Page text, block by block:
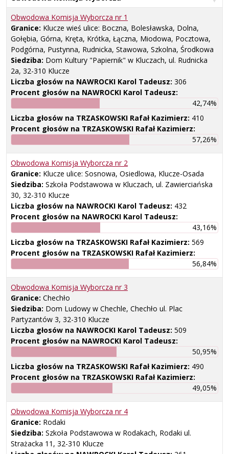
Obwodowa Komisja Wyborcza nr 1
Granice: Klucze wieś ulice: Boczna, Bolesławska, Dolna,
Gołębia, Górna, Kręta, Krótka, Łączna, Miodowa, Pocztowa,
Podgórna, Pustynna, Rudnicka, Stawowa, Szkolna, Środkowa
Siedziba: Dom Kultury "Papiernik" w Kluczach, ul. Rudnicka
2a, 32-310 Klucze
Liczba głosów na NAWROCKI Karol Tadeusz: 306
Procent głosów na NAWROCKI Karol Tadeusz:
42,74%
Liczba głosów na TRZASKOWSKI Rafał Kazimierz: 410
Procent głosów na TRZASKOWSKI Rafał Kazimierz:
57,26%
Obwodowa Komisja Wyborcza nr 2
Granice: Klucze ulice: Sosnowa, Osiedlowa, Klucze-Osada
Siedziba: Szkoła Podstawowa w Kluczach, ul. Zawierciańska
30, 32-310 Klucze
Liczba głosów na NAWROCKI Karol Tadeusz: 432
Procent głosów na NAWROCKI Karol Tadeusz:
43,16%
Liczba głosów na TRZASKOWSKI Rafał Kazimierz: 569
Procent głosów na TRZASKOWSKI Rafał Kazimierz:
56,84%
Obwodowa Komisja Wyborcza nr 3
Granice: Chechło
Siedziba: Dom Ludowy w Chechle, Chechło ul. Plac
Partyzantów 3, 32-310 Klucze
Liczba głosów na NAWROCKI Karol Tadeusz: 509
Procent głosów na NAWROCKI Karol Tadeusz:
50,95%
Liczba głosów na TRZASKOWSKI Rafał Kazimierz: 490
Procent głosów na TRZASKOWSKI Rafał Kazimierz:
49,05%
Obwodowa Komisja Wyborcza nr 4
Granice: Rodaki
Siedziba: Szkoła Podstawowa w Rodakach, Rodaki ul.
Strażacka 11, 32-310 Klucze